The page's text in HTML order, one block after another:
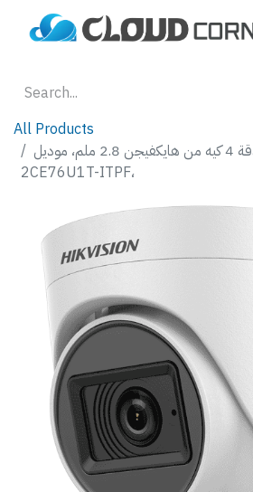
All Products
كاميرا برج ثابتة بدقة 4 كيه من هايكفيجن 2.8 ملم، موديل DS-
2CE76U1T-ITPF،